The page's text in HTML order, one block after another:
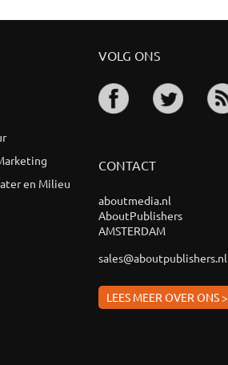
en Milieu
VOLG ONS
CONTACT
aboutmedia.nl
AboutPublishers
AMSTERDAM
sales@aboutpublishers.nl
LEES MEER OVER ONS >